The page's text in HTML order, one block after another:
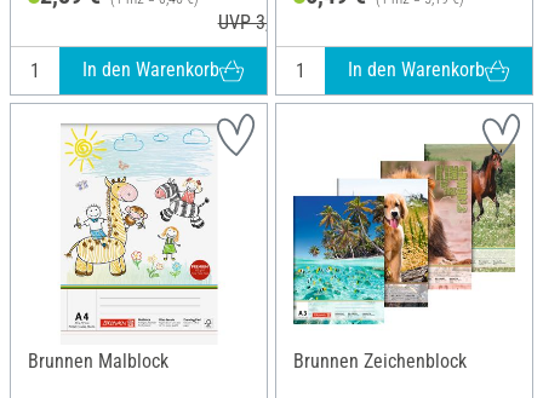
UVP 3,89 €
In den Warenkorb In den Warenkorb
Brunnen Malblock Brunnen Zeichenblock